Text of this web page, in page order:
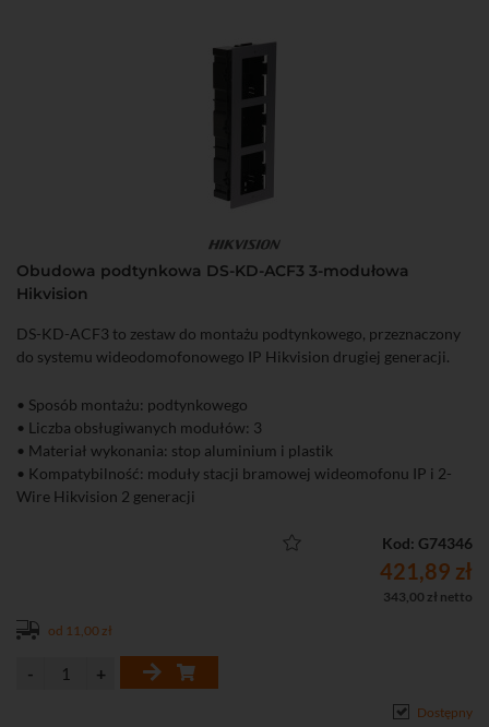
Obudowa podtynkowa DS-KD-ACF3 3-modułowa
Hikvision
DS-KD-ACF3 to zestaw do montażu podtynkowego, przeznaczony
do systemu wideodomofonowego IP Hikvision drugiej generacji.
• Sposób montażu: podtynkowego
• Liczba obsługiwanych modułów: 3
• Materiał wykonania: stop aluminium i plastik
• Kompatybilność: moduły stacji bramowej wideomofonu IP i 2-
Wire Hikvision 2 generacji
Kod: G74346
421,89 zł
343,00 zł netto
od 11,00 zł
Dostępny